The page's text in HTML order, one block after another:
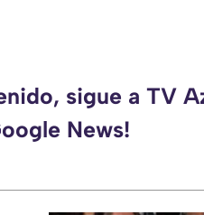
sigue a TV
News!